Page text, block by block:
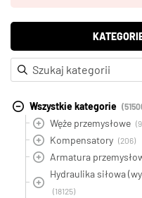
Wszystkie kategorie
Węże przemysłowe
Kompensatory (206)
Armatura
Hydraulika siłowa
(18125)